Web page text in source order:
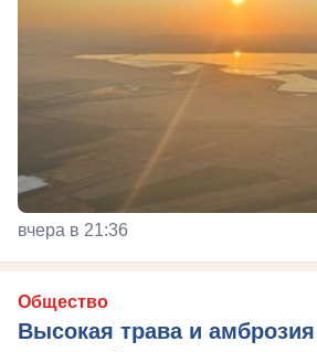
вчера в 21:36
Общество
Высокая трава и амброзия